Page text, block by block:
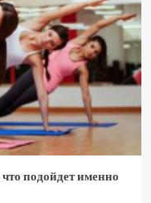
подойдет именно